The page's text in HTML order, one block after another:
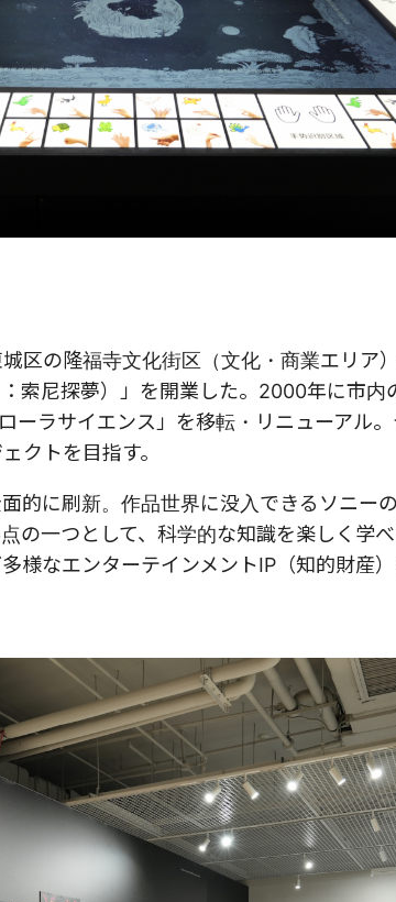
区の隆福寺文化街区（文化・商業エリア
索尼探夢）」を開業した。2000年に市
ーラサイエンス」を移転・リニューアル
クトを目指す。
的に刷新。作品世界に没入できるソニー
の一つとして、科学的な知識を楽しく学
様なエンターテインメントIP（知的財産